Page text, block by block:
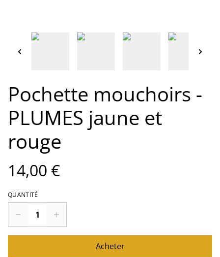
Pochette mouchoirs -
PLUMES jaune et
rouge
14,00 €
QUANTITÉ
Acheter